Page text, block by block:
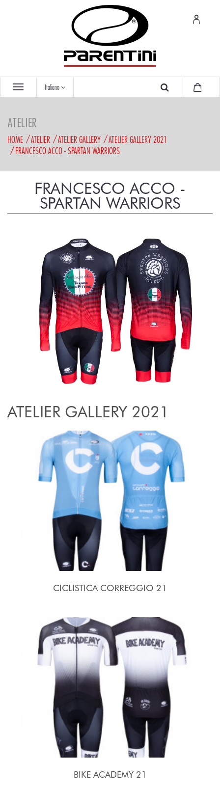
Italiano
ATELIER
HOME ATELIER ATELIER GALLERY
ATELIER GALLERY 2021
FRANCESCO ACCO - SPARTAN WARRIORS
FRANCESCO ACCO -
SPARTAN WARRIORS
ATELIER GALLERY 2021
CICLISTICA CORREGGIO 21
BIKE ACADEMY 21